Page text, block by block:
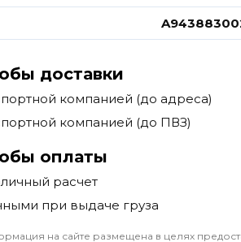
доставки
компанией (до адреса)
компанией (до ПВЗ)
оплаты
расчет
при выдаче груза
на сайте размещена в целях